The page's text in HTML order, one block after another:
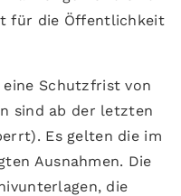
für die Öffentlichkeit
eine Schutzfrist von
sind ab der letzten
Es gelten die im
Ausnahmen. Die
die